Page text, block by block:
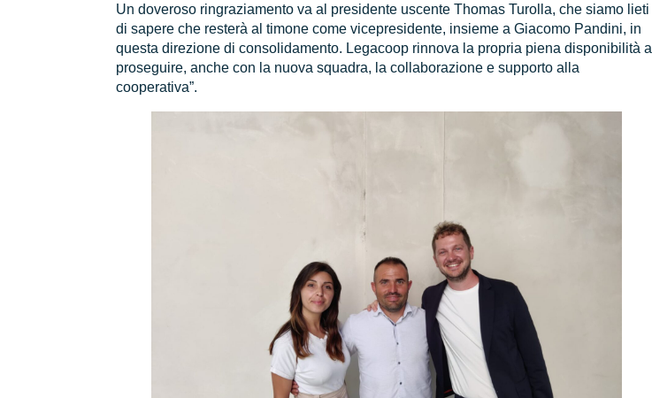
Un doveroso ringraziamento va al presidente uscente Thomas Turolla, che siamo lieti
di sapere che resterà al timone come vicepresidente, insieme a Giacomo Pandini, in
questa direzione di consolidamento. Legacoop rinnova la propria piena disponibilità a
proseguire, anche con la nuova squadra, la collaborazione e supporto alla
cooperativa”.